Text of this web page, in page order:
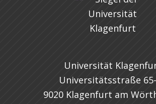
Universität
Universitätsstraße
9020 Klagenfurt am